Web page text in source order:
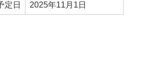
定日 2025年11月1日